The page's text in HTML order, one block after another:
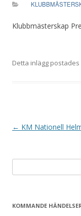
Klubbmästerskap
Detta inlägg postades
I← KM Nationell
efter:
KOMMANDE